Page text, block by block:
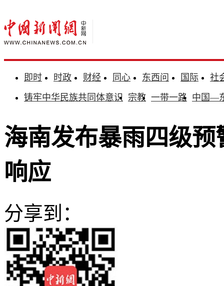
即时 时政 财经 同心 东西问 国际
社
铸牢中华民族共同体意识 宗教 一带一路 中国—
海南发布暴雨四级
响应
分享到：